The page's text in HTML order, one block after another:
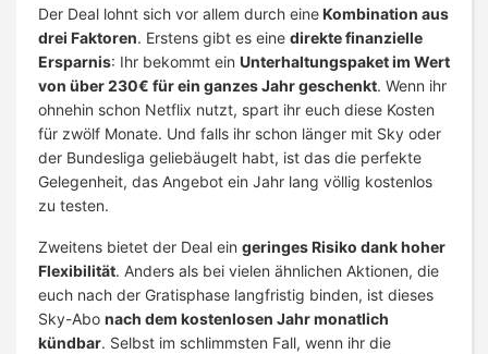
Der Deal lohnt sich vor allem durch eineKombination aus
drei Faktoren. Erstens gibt es eine direkte finanzielle
Ersparnis: Ihr bekommt ein Unterhaltungspaket im Wert
von über 230€ für ein ganzes Jahr geschenkt. Wenn ihr
ohnehin schon Netflix nutzt, spart ihr euch diese Kosten
für zwölf Monate. Und falls ihr schon länger mit Sky oder
der Bundesliga geliebäugelt habt, ist das die perfekte
Gelegenheit, das Angebot ein Jahr lang völlig kostenlos
zu testen.
Zweitens bietet der Deal ein geringes Risiko dank hoher
Flexibilität. Anders als bei vielen ähnlichen Aktionen, die
euch nach der Gratisphase langfristig binden, ist dieses
Sky-Abo nach dem kostenlosen Jahr monatlich
kündbar. Selbst im schlimmsten Fall, wenn ihr die